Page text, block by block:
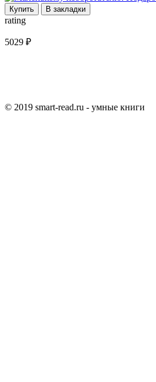
Купить В закладки
rating
5029 ₽
© 2019 smart-read.ru - умные книги